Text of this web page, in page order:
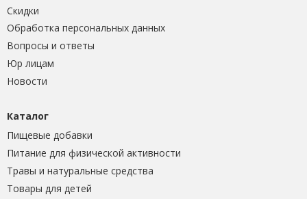
Скидки
Обработка персональных данных
Вопросы и ответы
Юр лицам
Новости
Каталог
Пищевые добавки
Питание для физической активности
Травы и натуральные средства
Товары для детей